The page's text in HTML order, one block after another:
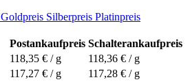
Goldpreis Silberpreis Platinpreis
Postankaufpreis Schalterankaufpreis
118,35 € / g 118,36 € / g
117,27 € / g 117,28 € / g